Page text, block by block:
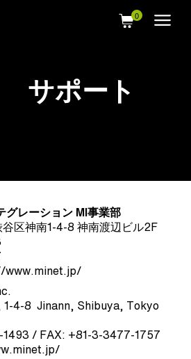
サポート
グレーション MI事業部
区神南1-4-8 神南渡辺ビル2F
1-4-8 Jinann, Shibuya, Tokyo
/ FAX: +81-3-3477-1757